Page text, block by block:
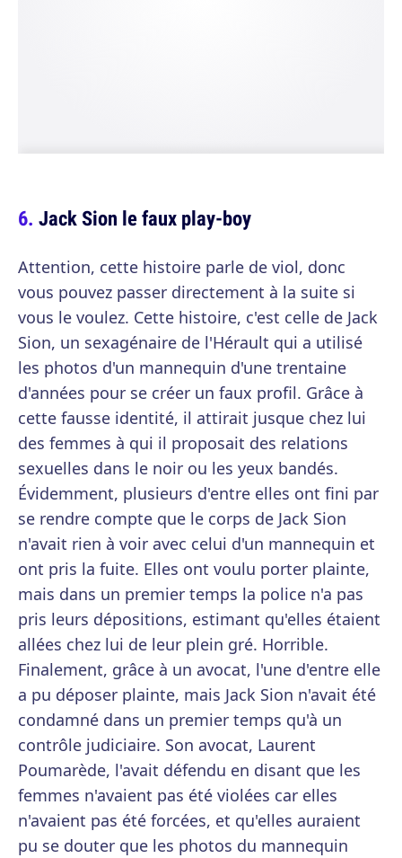
Jack Sion le faux play-boy
Attention, cette histoire parle de viol, donc
vous pouvez passer directement à la suite si
vous le voulez. Cette histoire, c'est celle de Jack
Sion, un sexagénaire de l'Hérault qui a utilisé
les photos d'un mannequin d'une trentaine
d'années pour se créer un faux profil. Grâce à
cette fausse identité, il attirait jusque chez lui
des femmes à qui il proposait des relations
sexuelles dans le noir ou les yeux bandés.
Évidemment, plusieurs d'entre elles ont fini par
se rendre compte que le corps de Jack Sion
n'avait rien à voir avec celui d'un mannequin et
ont pris la fuite. Elles ont voulu porter plainte,
mais dans un premier temps la police n'a pas
pris leurs dépositions, estimant qu'elles étaient
allées chez lui de leur plein gré. Horrible.
Finalement, grâce à un avocat, l'une d'entre elle
a pu déposer plainte, mais Jack Sion n'avait été
condamné dans un premier temps qu'à un
contrôle judiciaire. Son avocat, Laurent
Poumarède, l'avait défendu en disant que les
femmes n'avaient pas été violées car elles
n'avaient pas été forcées, et qu'elles auraient
pu se douter que les photos du mannequin